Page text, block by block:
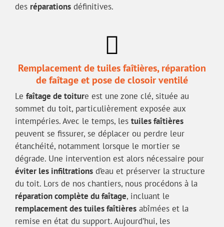
des réparationsdéfinitives.
Remplacement de tuiles faîtières, réparation
de faîtage et pose de closoir ventilé
Le faîtage de toiture est une zone clé, située au
sommet du toit, particulièrement exposée aux
intempéries. Avec le temps, les tuiles faîtières
peuvent se fissurer, se déplacer ou perdre leur
étanchéité, notamment lorsque le mortier se
dégrade. Une intervention est alors nécessaire pour
éviter les infiltrationsd’eau et préserver la structure
du toit. Lors de nos chantiers, nous procédons à la
réparation complète du faîtage, incluant le
remplacement des tuiles faîtièresabîmées et la
remise en état du support. Aujourd’hui, les